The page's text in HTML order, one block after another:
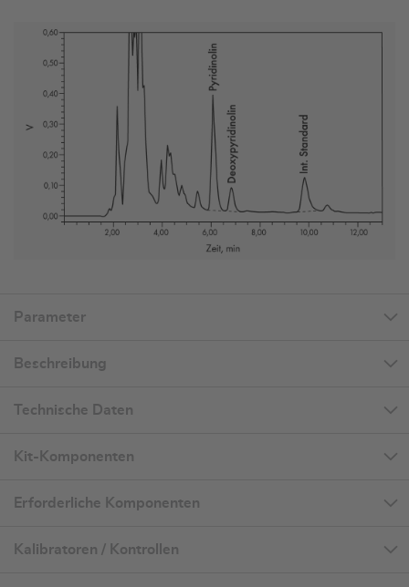
Parameter
Beschreibung
Technische Daten
Kit-Komponenten
Erforderliche Komponenten
Kalibratoren / Kontrollen